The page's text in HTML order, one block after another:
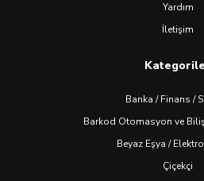
Yardım
İletişim
Banka / Finans /
Barkod Otomasyon ve
Beyaz Eşya /
Çiçekçi